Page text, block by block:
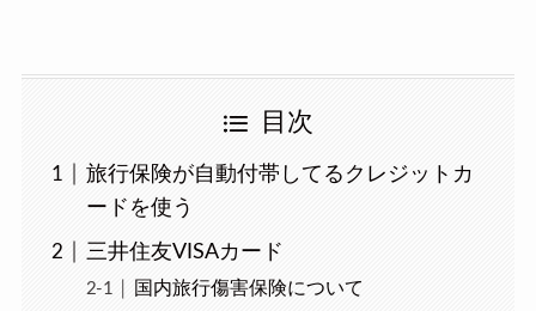
目次
旅行保険が自動付帯してるクレジットカ
ードを使う
三井住友VISAカード
国内旅行傷害保険について